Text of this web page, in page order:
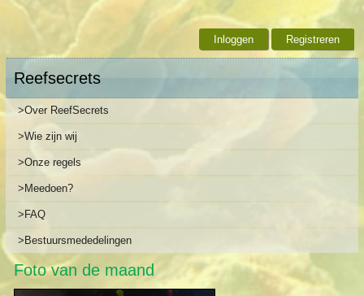
Inloggen Registreren
Reefsecrets
>Over ReefSecrets
>Wie zijn wij
>Onze regels
>Meedoen?
>FAQ
>Bestuursmededelingen
Foto van de maand